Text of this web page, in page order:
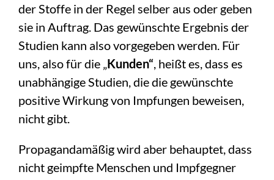
der Stoffe in der Regel selber aus oder geben
sie in Auftrag. Das gewünschte Ergebnis der
Studien kann also vorgegeben werden. Für
uns, also für die „Kunden“, heißt es, dass es
unabhängige Studien, die die gewünschte
positive Wirkung von Impfungen beweisen,
nicht gibt.
Propagandamäßig wird aber behauptet, dass
nicht geimpfte Menschen und Impfgegner